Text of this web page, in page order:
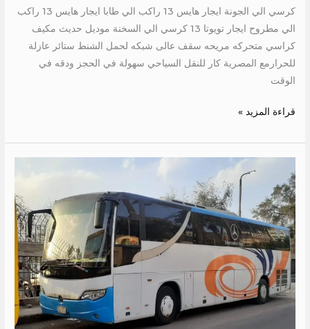
كرسي الي الجونة ايجار هايس 13 راكب الي طابا ايجار هايس 13 راكب
الي مطروح ايجار تويوتا 13 كرسي الي السخنة موديل حديث مكيف
كراسي متحركه مريحه سقف عالى شبكه لحمل الشنط ستائر عازلة
للحرارمع المصرية كار للنقل السياحي سهولة في الحجز ودقه في
الوقت
قراءة المزيد »
اتوبيس
50
كرسي
الى
اسماعيلية